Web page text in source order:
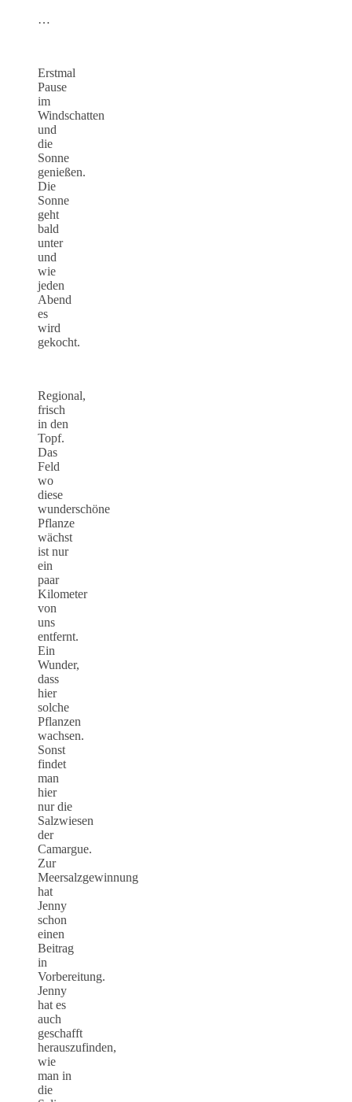
…
Erstmal
Pause
im
Windschatten
und
die
Sonne
genießen.
Die
Sonne
geht
bald
unter
und
wie
jeden
Abend
es
wird
gekocht.
Regional,
frisch
in den
Topf.
Das
Feld
wo
diese
wunderschöne
Pflanze
wächst
ist nur
ein
paar
Kilometer
von
uns
entfernt.
Ein
Wunder,
dass
hier
solche
Pflanzen
wachsen.
Sonst
findet
man
hier
nur die
Salzwiesen
der
Camargue.
Zur
Meersalzgewinnung
hat
Jenny
schon
einen
Beitrag
in
Vorbereitung.
Jenny
hat es
auch
geschafft
herauszufinden,
wie
man in
die